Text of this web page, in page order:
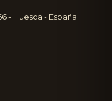
- Huesca - España